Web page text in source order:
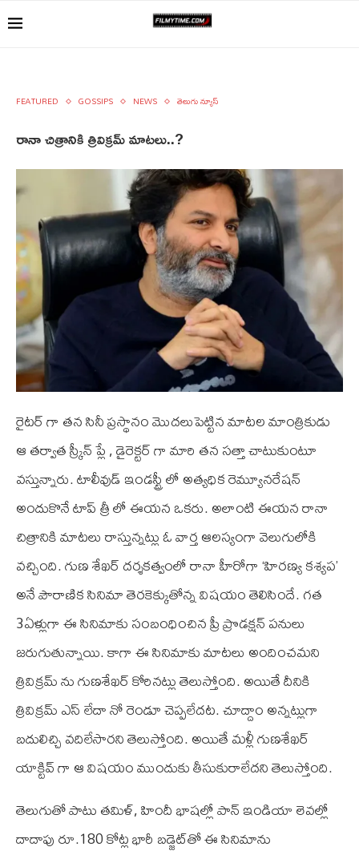
FEATURED GOSSIPS NEWS తెలుగు న్యూస్
రానా చిత్రానికి త్రివిక్రమ్ మాటలు..?
రైటర్ గా తన సినీ ప్రస్థానం మొదలుపెట్టిన మాటల మాంత్రికుడు
ఆ తర్వాత స్క్రీన్ ప్లే , డైరెక్టర్ గా మారి తన సత్తా చాటుకుంటూ
వస్తున్నారు. టాలీవుడ్ ఇండస్ట్రీ లో అత్యధిక రెమ్యూనరేషన్
అందుకొనే టాప్ త్రీ లో ఈయన ఒకరు. అలాంటి ఈయన రానా
చిత్రానికి మాటలు రాస్తున్నట్లు ఓ వార్త ఆలస్యంగా వెలుగులోకి
వచ్చింది. గుణ శేఖర్ దర్శకత్వంలో రానా హీరోగా ‘హిరణ్య కశ్యప’
అనే పౌరాణిక సినిమా తెరకెక్కుతోన్న విషయం తెలిసిందే. గత
3ఏళ్లుగా ఈ సినిమాకు సంబంధించిన ప్రీ ప్రొడక్షన్ పనులు
జరుగుతున్నాయి. కాగా ఈ సినిమాకు మాటలు అందించమని
త్రివిక్రమ్ ను గుణశేఖర్ కోరినట్లు తెలుస్తోంది. అయితే దీనికి
త్రివిక్రమ్ ఎస్ లేదా నో రెండూ చెప్పలేదట. చూద్దాం అన్నట్లుగా
బదులిచ్చి వదిలేసారని తెలుస్తోంది. అయితే మళ్లీ గుణశేఖర్
యాక్టివ్ గా ఆ విషయం ముందుకు తీసుకురాలేదని తెలుస్తోంది.
తెలుగుతో పాటు తమిళ్, హిందీ భాషల్లో పాన్ ఇండియా లెవల్లో
దాదాపు రూ.180 కోట్ల భారీ బడ్జెట్‌తో ఈ సినిమాను